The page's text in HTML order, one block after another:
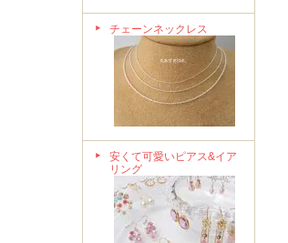
チェーンネックレス
安くて可愛いピアス&イア
リング